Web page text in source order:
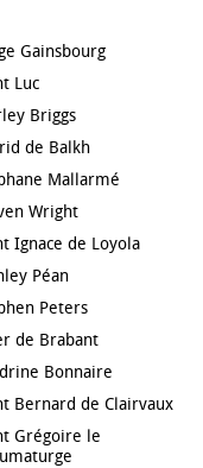
Gainsbourg
Luc
Briggs
de Balkh
Mallarmé
Wright
Ignace de Loyola
Péan
Peters
de Brabant
Bonnaire
Bernard de Clairvaux